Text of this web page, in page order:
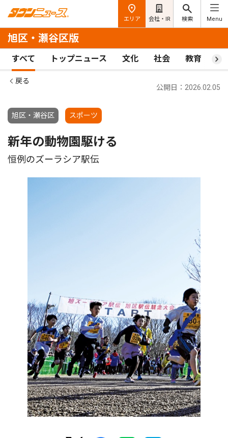
エリア 会社・IR 検索 Menu
旭区・瀬谷区版
すべて トップニュース 文化 社会 教育 ス
戻る
旭区・瀬谷区 スポーツ
公開日：2026.02.05
新年の動物園駆ける
恒例のズーラシア駅伝